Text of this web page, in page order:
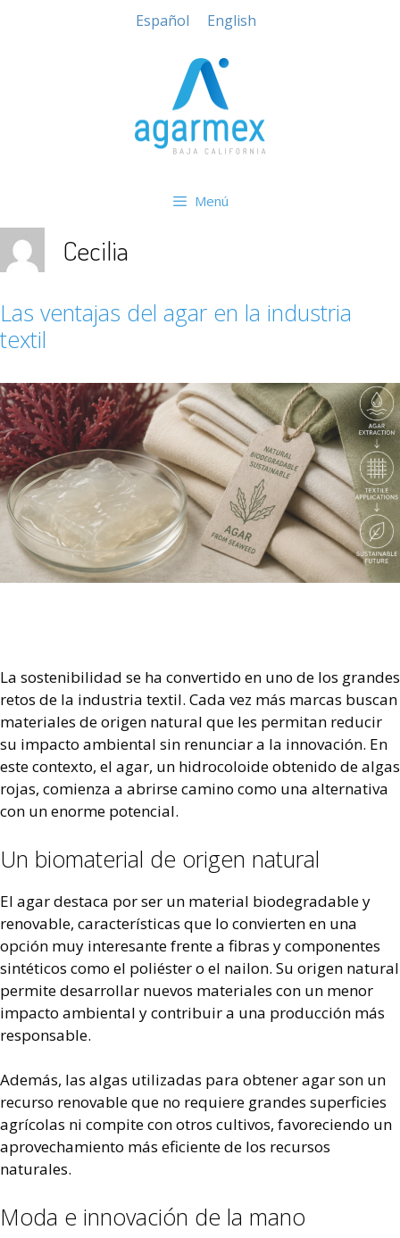
Español English
Menú
Cecilia
Las ventajas del agar en la industria
textil
La sostenibilidad se ha convertido en uno de los grandes
retos de la industria textil. Cada vez más marcas buscan
materiales de origen natural que les permitan reducir
su impacto ambiental sin renunciar a la innovación. En
este contexto, el agar, un hidrocoloide obtenido de algas
rojas, comienza a abrirse camino como una alternativa
con un enorme potencial.
Un biomaterial de origen natural
El agar destaca por ser un material biodegradable y
renovable, características que lo convierten en una
opción muy interesante frente a fibras y componentes
sintéticos como el poliéster o el nailon. Su origen natural
permite desarrollar nuevos materiales con un menor
impacto ambiental y contribuir a una producción más
responsable.
Además, las algas utilizadas para obtener agar son un
recurso renovable que no requiere grandes superficies
agrícolas ni compite con otros cultivos, favoreciendo un
aprovechamiento más eficiente de los recursos
naturales.
Moda e innovación de la mano